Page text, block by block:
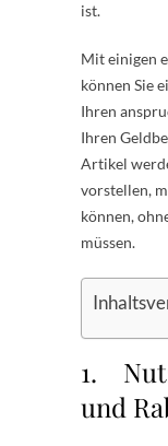
ist.
Mit einigen
können Sie
Ihren
Ihren
Artikel
vorstellen,
können,
müssen.
1.
und